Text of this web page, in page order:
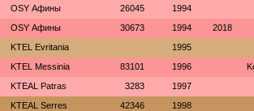
OSY Афины 26045 1994
OSY Афины 30673 1994 2018
ΚΤΕL Evritania 1995
KTEL Messinia 83101 1996
KTEAL Patras 3283 1997
KTEAL Serres 42346 1998